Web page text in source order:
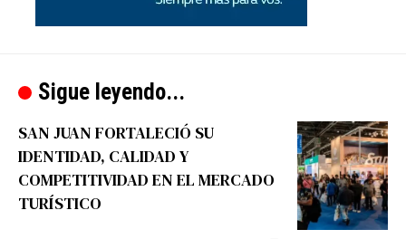
Sigue leyendo...
SAN JUAN FORTALECIÓ SU
IDENTIDAD, CALIDAD Y
COMPETITIVIDAD EN EL MERCADO
TURÍSTICO